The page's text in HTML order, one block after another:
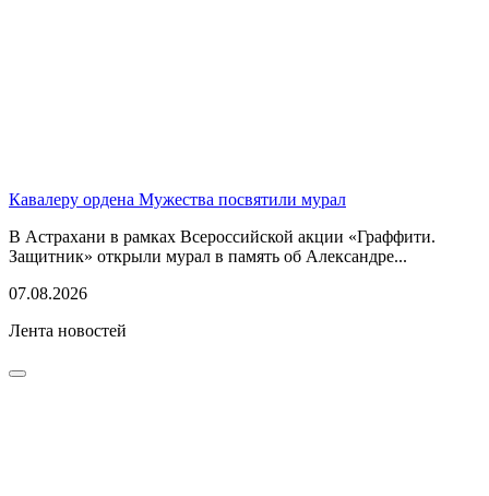
Кавалеру ордена Мужества посвятили мурал
В Астрахани в рамках Всероссийской акции «Граффити.
Защитник» открыли мурал в память об Александре...
07.08.2026
Лента новостей